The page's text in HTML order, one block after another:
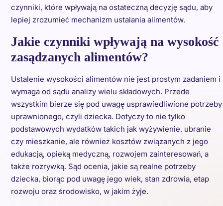
czynniki, które wpływają na ostateczną decyzję sądu, aby
lepiej zrozumieć mechanizm ustalania alimentów.
Jakie czynniki wpływają na wysokość
zasądzanych alimentów?
Ustalenie wysokości alimentów nie jest prostym zadaniem i
wymaga od sądu analizy wielu składowych. Przede
wszystkim bierze się pod uwagę usprawiedliwione potrzeby
uprawnionego, czyli dziecka. Dotyczy to nie tylko
podstawowych wydatków takich jak wyżywienie, ubranie
czy mieszkanie, ale również kosztów związanych z jego
edukacją, opieką medyczną, rozwojem zainteresowań, a
także rozrywką. Sąd ocenia, jakie są realne potrzeby
dziecka, biorąc pod uwagę jego wiek, stan zdrowia, etap
rozwoju oraz środowisko, w jakim żyje.